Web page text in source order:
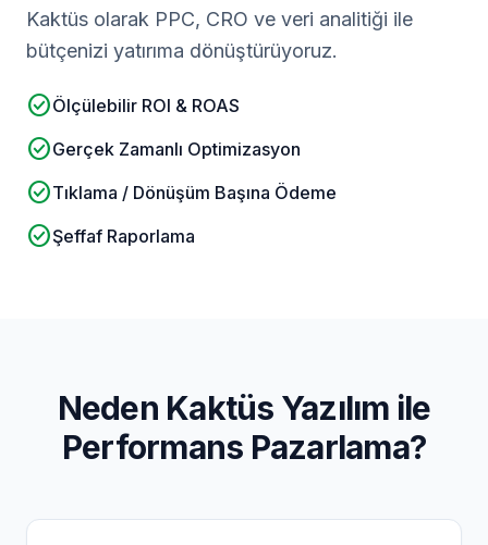
Kaktüs olarak PPC, CRO ve veri analitiği ile
bütçenizi yatırıma dönüştürüyoruz.
check_circleÖlçülebilir ROI & ROAS
check_circleGerçek Zamanlı Optimizasyon
check_circleTıklama / Dönüşüm Başına Ödeme
check_circleŞeffaf Raporlama
Neden Kaktüs Yazılım ile
Performans Pazarlama?